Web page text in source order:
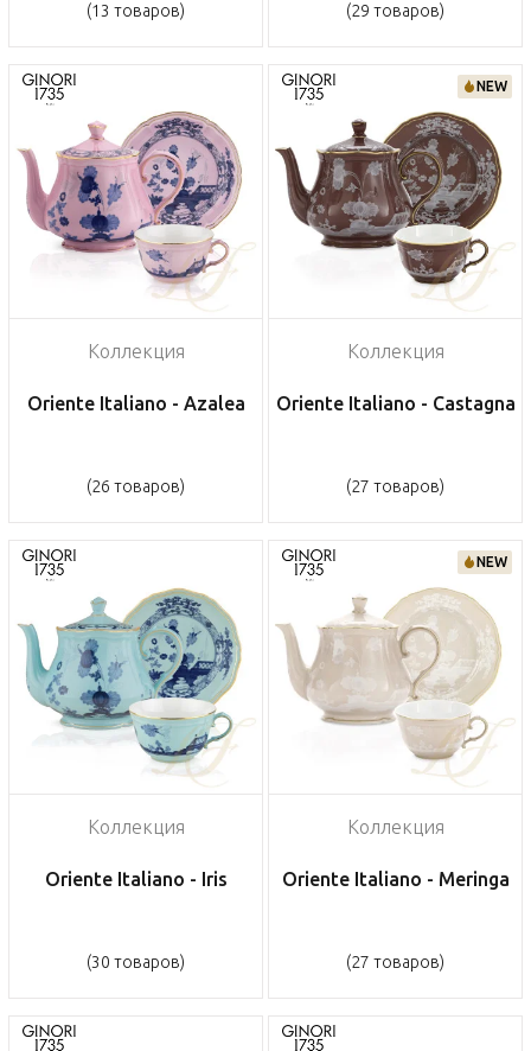
(13 товаров) (29 товаров)
Коллекция
Oriente Italiano - Azalea
(26 товаров)
NEW
Коллекция
Oriente Italiano - Castagna
(27 товаров)
Коллекция
Oriente Italiano - Iris
(30 товаров)
NEW
Коллекция
Oriente Italiano - Meringa
(27 товаров)